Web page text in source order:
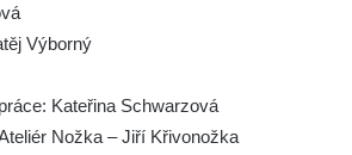
Výborný
Kateřina Schwarzová
Nožka – Jiří Křivonožka